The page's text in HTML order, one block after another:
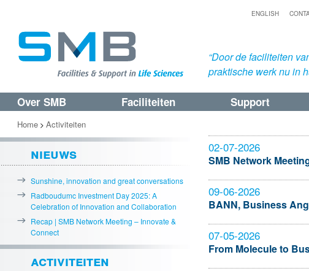
ENGLISH
“Door de faciliteiten
praktische werk nu in
Spring
naar
de
primaire
inhoud
Spring
naar
de
secundaire
inhoud
Over SMB Faciliteiten Support
02-07-2026
SMB Network
09-06-2026
BANN, Business
07-05-2026
From Molecule to
Home > Activiteiten
nieuws
Sunshine, innovation and great conversations
Radboudumc Investment Day 2025: A
Celebration of Innovation and Collaboration
Recap | SMB Network Meeting – Innovate &
Connect
activiteiten